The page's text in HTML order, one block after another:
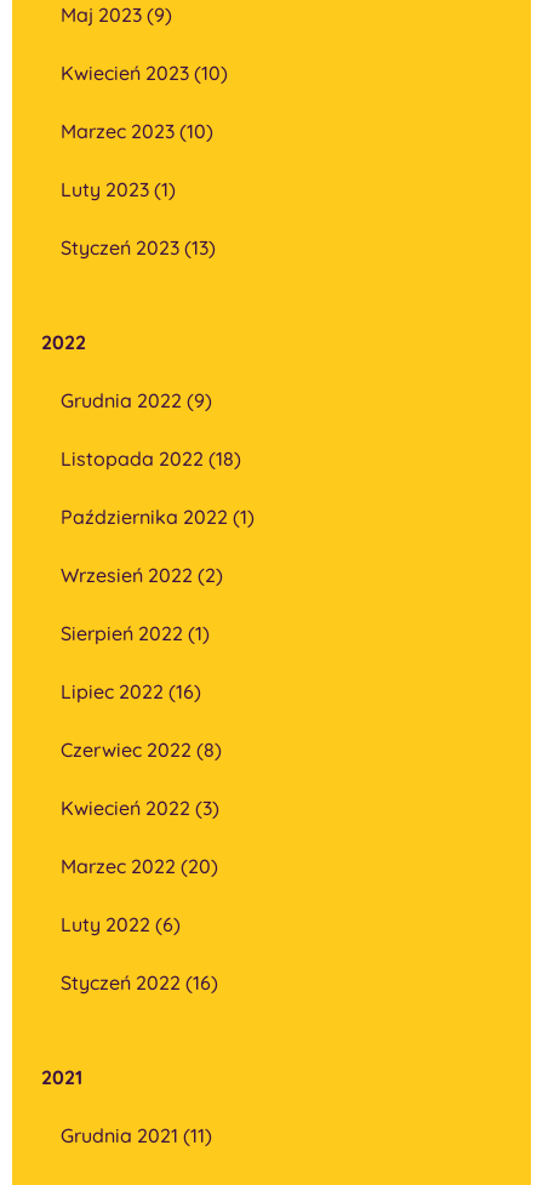
Maj 2023 (9)
Kwiecień 2023 (10)
Marzec 2023 (10)
Luty 2023 (1)
Styczeń 2023 (13)
2022
Grudnia 2022 (9)
Listopada 2022 (18)
Października 2022 (1)
Wrzesień 2022 (2)
Sierpień 2022 (1)
Lipiec 2022 (16)
Czerwiec 2022 (8)
Kwiecień 2022 (3)
Marzec 2022 (20)
Luty 2022 (6)
Styczeń 2022 (16)
2021
Grudnia 2021 (11)